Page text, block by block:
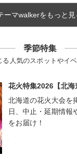
ーマwalkerをもっと見
季節特集
る人気のスポットやイ
花火特集2026【北海
北海道の花火大会を
日、中止・延期情報
をお届け！